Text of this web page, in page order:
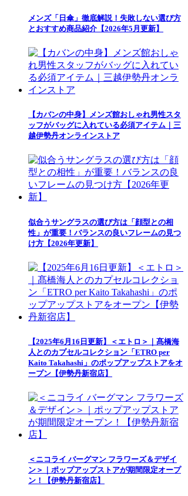
メンズ「日傘」徹底解説！失敗しない選び方
とおすすめ商品紹介【2026年5月更新】
【カバンの中身】メンズ館おしゃれ男性スタ
ッフがバッグに入れている必須アイテム｜三
越伊勢丹オンラインストア
似合うサングラスの選び方は「顔型との相
性」が重要！バランスの良いフレームの見つ
け方【2026年更新】
【2025年6月16日更新】＜エトロ＞｜髙橋海
人とのカプセルコレクション「ETRO per
Kaito Takahashi」のポップアップストアをオ
ープン【伊勢丹新宿店】
＜ニコライ バーグマン フラワーズ＆デザイ
ン＞｜ポップアップストアが期間限定オープ
ン！【伊勢丹新宿店】